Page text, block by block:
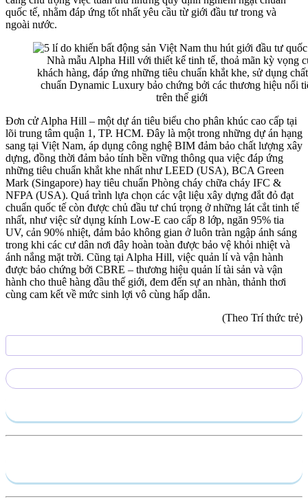
quốc tế, nhằm đáp ứng tốt nhất yêu cầu từ giới đầu tư trong và
ngoài nước.
Nhà mẫu Alpha Hill với thiết kế tinh tế, thoả mãn kỳ vọng
khách hàng, đáp ứng những tiêu chuẩn khắt khe, sử dụng
chuẩn Dynamic Luxury bảo chứng bởi các thương hiệu nổi
trên thế giới
Đơn cử Alpha Hill – một dự án tiêu biểu cho phân khúc cao cấp tại
lõi trung tâm quận 1, TP. HCM. Đây là một trong những dự án hạng
sang tại Việt Nam, áp dụng công nghệ BIM đảm bảo chất lượng xây
dựng, đồng thời đảm bảo tính bền vững thông qua việc đáp ứng
những tiêu chuẩn khắt khe nhất như LEED (USA), BCA Green
Mark (Singapore) hay tiêu chuẩn Phòng cháy chữa cháy IFC &
NFPA (USA). Quá trình lựa chọn các vật liệu xây dựng đắt đỏ đạt
chuẩn quốc tế còn được chủ đầu tư chú trọng ở những lát cắt tinh tế
nhất, như việc sử dụng kính Low-E cao cấp 8 lớp, ngăn 95% tia
UV, cản 90% nhiệt, đảm bảo không gian ở luôn tràn ngập ánh sáng
trong khi các cư dân nơi đây hoàn toàn được bảo vệ khỏi nhiệt và
ánh nắng mặt trời. Cũng tại Alpha Hill, việc quản lí và vận hành
được bảo chứng bởi CBRE – thương hiệu quản lí tài sản và vận
hành cho thuê hàng đầu thế giới, đem đến sự an nhàn, thảnh thơi
cùng cam kết về mức sinh lợi vô cùng hấp dẫn.
(Theo Trí thức trẻ)